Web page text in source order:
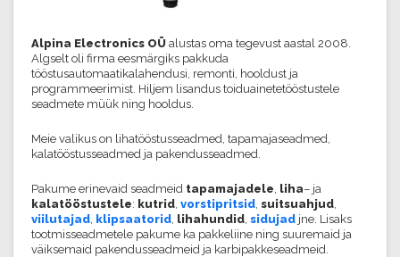
Alpina Electronics OÜalustas oma tegevust aastal 2008.
Algselt oli firma eesmärgiks pakkuda
tööstusautomaatikalahendusi, remonti, hooldust ja
programmeerimist. Hiljem lisandus toiduainetetööstustele
seadmete müük ning hooldus.
Meie valikus on lihatööstusseadmed, tapamajaseadmed,
kalatööstusseadmed ja pakendusseadmed.
Pakume erinevaid seadmeid tapamajadele liha– ja
kalatööstustele: kutrid, vorstipritsid, suitsuahjud,
viilutajad, klipsaatorid, lihahundid, sidujad jne. Lisaks
tootmisseadmetele pakume ka pakkeliine ning suuremaid ja
väiksemaid pakendusseadmeid ja karbipakkeseadmeid.